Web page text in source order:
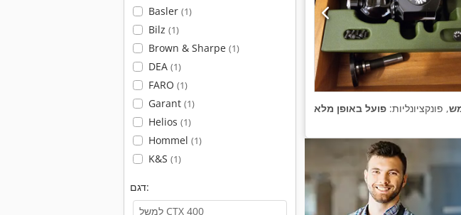
Basler (1)
Bilz (1)
Brown & Sharpe (1)
DEA (1)
FARO (1)
Garant (1)
Helios (1)
Hommel (1)
K&S (1)
דגם:
, פונקציונליות: פועל באופן מלא